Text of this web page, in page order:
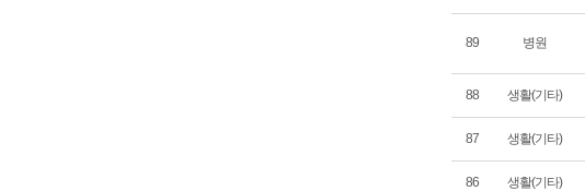
89 병원
88 생활(기타)
87 생활(기타)
86 생활(기타)